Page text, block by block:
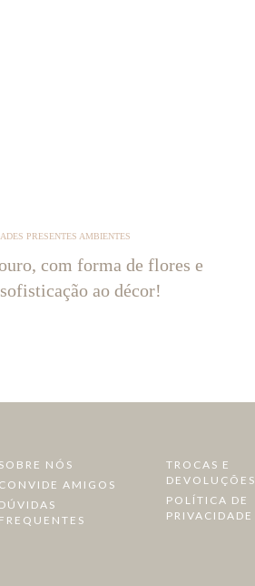
PRESENTES AMBIENTES
com forma de flores e
ao décor!
SOBRE NÓS
CONVIDE AMIGOS
DÚVIDAS
FREQUENTES
TROCAS E
DEVOLUÇÕES
POLÍTICA DE
PRIVACIDADE